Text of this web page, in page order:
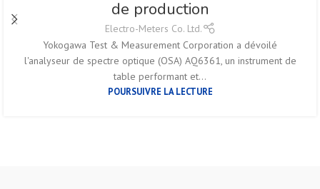
de production
Electro-Meters Co. Ltd.
Yokogawa Test & Measurement Corporation a dévoilé
l'analyseur de spectre optique (OSA) AQ6361, un instrument de
table performant et...
POURSUIVRE LA LECTURE